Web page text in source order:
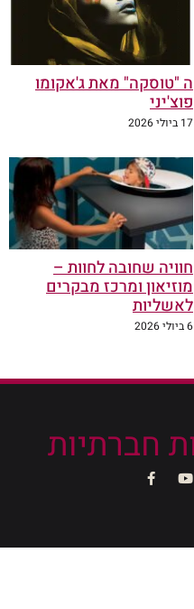
ה "טוסקה" מאת ג'אקומו
פוצ'יני
17 ביולי 2026
חוויה שחובה לחוות –
מוזיאון ומרכז מבקרים
לאשליות
6 ביולי 2026